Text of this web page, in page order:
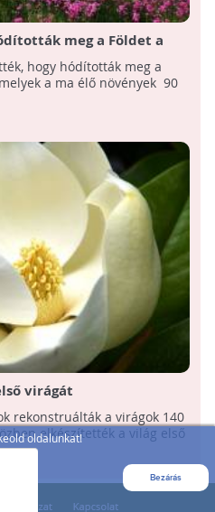
oldalunkat!
Bezárás
meg a Földet a
hogy hódították meg a
a ma élő növények 90
virágát
rekonstruálták a virágok 140
elkészítették a világ első